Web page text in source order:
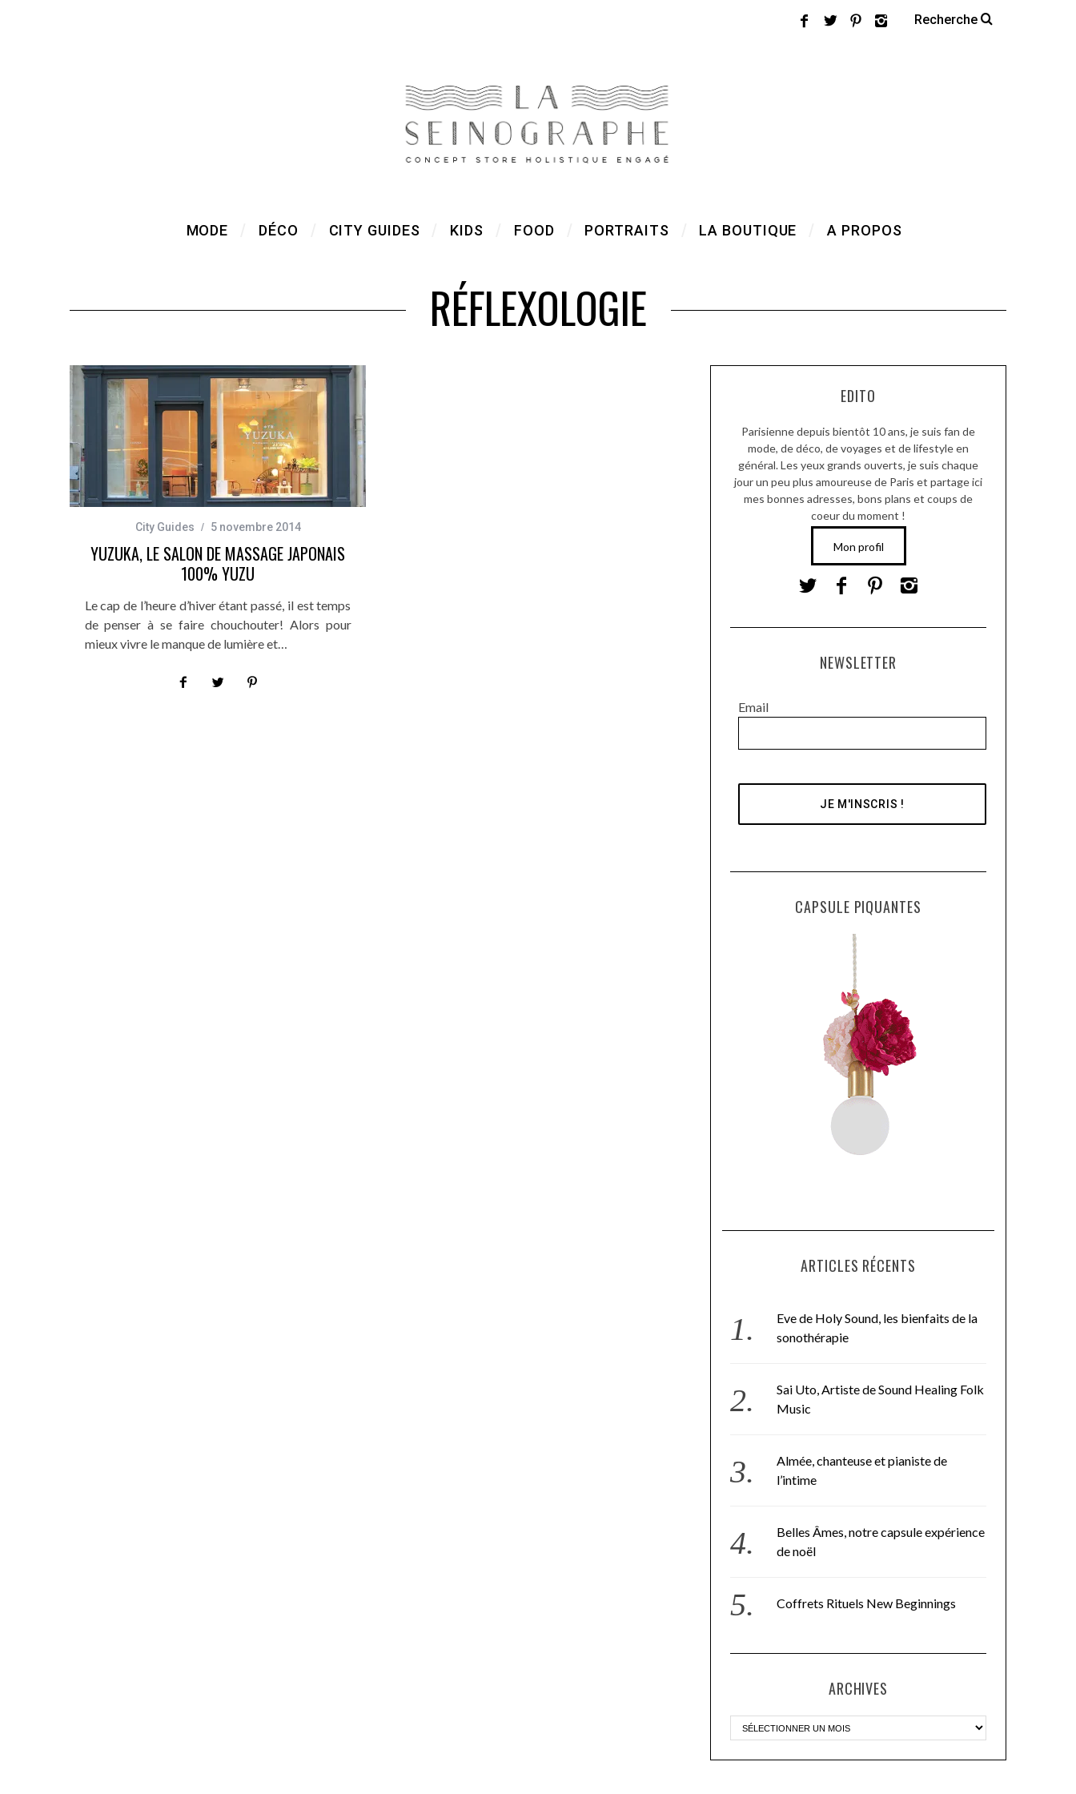
MODE DÉCO CITY GUIDES KIDS FOOD PORTRAITS LA BOUTIQUE A PROPOS
RÉFLEXOLOGIE
City Guides 5 novembre 2014
YUZUKA, LE SALON DE MASSAGE JAPONAIS
100% YUZU
Le cap de l’heure d’hiver étant passé, il est temps
de penser à se faire chouchouter! Alors pour
mieux vivre le manque de lumière et…
EDITO
Parisienne depuis bientôt 10 ans, je suis fan de
mode, de déco, de voyages et de lifestyle en
général. Les yeux grands ouverts, je suis chaque
jour un peu plus amoureuse de Paris et partage ici
mes bonnes adresses, bons plans et coups de
coeur du moment !
Mon profil
NEWSLETTER
Email
CAPSULE PIQUANTES
ARTICLES RÉCENTS
Eve de Holy Sound, les bienfaits de la
sonothérapie
Sai Uto, Artiste de Sound Healing Folk
Music
Almée, chanteuse et pianiste de
l’intime
Belles Âmes, notre capsule expérience
de noël
Coffrets Rituels New Beginnings
ARCHIVES